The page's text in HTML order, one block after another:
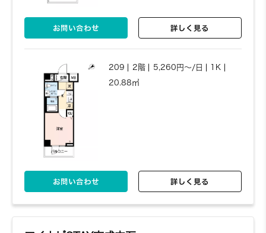
5,720円～/日
お問い合わせ
5,720円～/日
お問い合わせ 詳しく見る
209 2階 5,260円～/日
1K
20.88㎡
お問い合わせ 詳しく見る